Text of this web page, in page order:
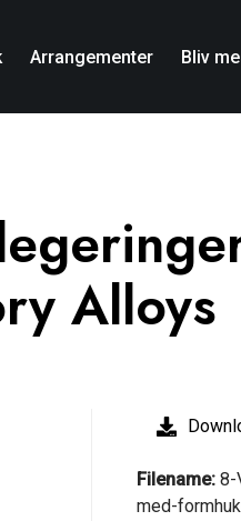
Arrangementer Bliv
Alloys
Filename: 8-
med-